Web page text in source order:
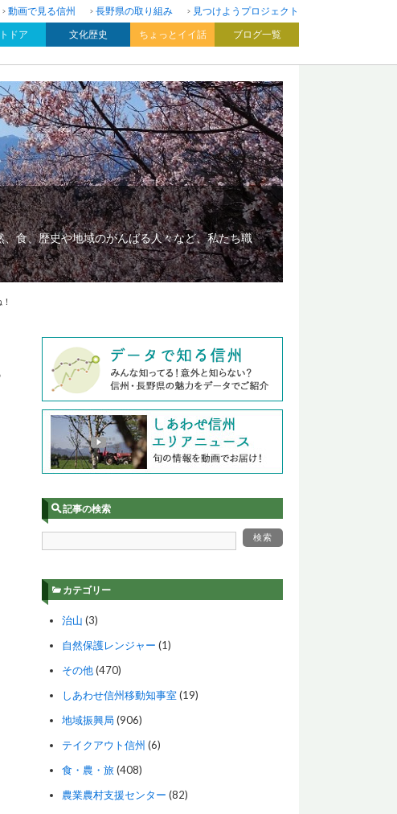
動画で見る信州 長野県の取り組み
見つけようプロジェクト
ドア 文化歴史 ちょっとイイ話 ブログ一覧
食、歴史や地域のがんばる人々など、私たち職
記事の検索
カテゴリー
治山 (3)
自然保護レンジャー (1)
その他(470)
しあわせ信州移動知事室(19)
地域振興局 (906)
テイクアウト信州 (6)
食・農・旅(408)
農業農村支援センター (82)